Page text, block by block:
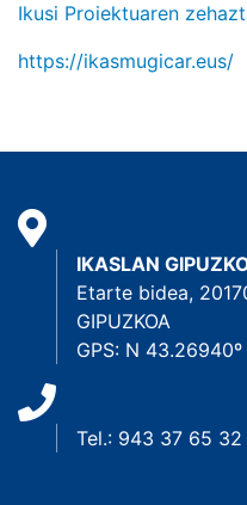
Ikusi Proiektuaren
https://ikasmugicar.eus/
IKASLAN
Etarte bidea,
GIPUZKOA
GPS: N
Tel.: 943 37 65 32